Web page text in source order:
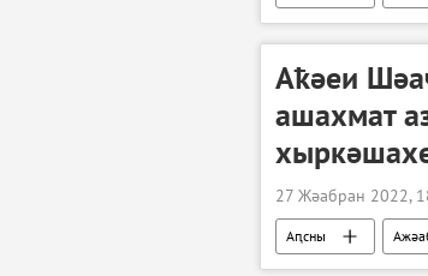
Аҟәеи
ашахмат
27 Жәабран 2022,
Аԥсны